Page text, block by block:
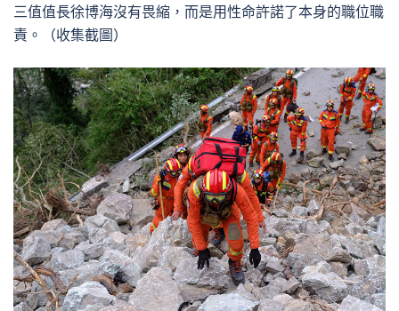
三值值長徐博海沒有畏縮，而是用性命許諾了本身的職位職
責。（收集截圖）